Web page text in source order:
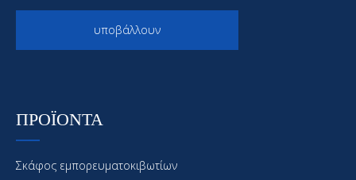
υποβάλλουν
ΠΡΟΪΟΝΤΑ
Σκάφος εμπορευματοκιβωτίων